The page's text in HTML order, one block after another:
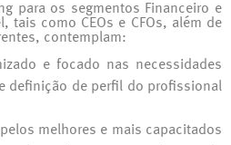
para os segmentos Financeiro e
tais como CEOs e CFOs, além de
contemplam:
e focado nas necessidades
definição de perfil do profissional
melhores e mais capacitados